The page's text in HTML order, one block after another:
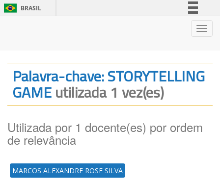
BRASIL
Legislação
Canais
Palavra-chave: STORYTELLING
GAMEutilizada 1 vez(es)
Utilizada por 1 docente(es) por ordem
de relevância
MARCOS ALEXANDRE ROSE SILVA